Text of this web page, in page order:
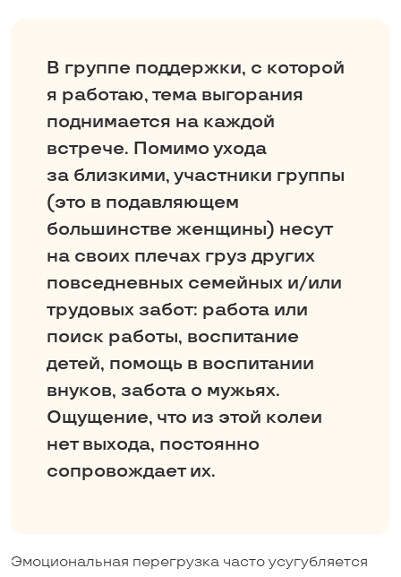
В группе поддержки, с которой
я работаю, тема выгорания
поднимается на каждой
встрече. Помимо ухода
за близкими, участники группы
(это в подавляющем
большинстве женщины) несут
на своих плечах груз других
повседневных семейных и/или
трудовых забот: работа или
поиск работы, воспитание
детей, помощь в воспитании
внуков, забота о мужьях.
Ощущение, что из этой колеи
нет выхода, постоянно
сопровождает их.
Эмоциональная перегрузка часто усугубляется